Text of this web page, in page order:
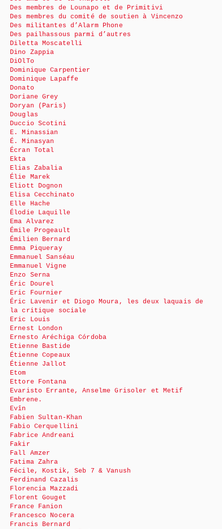
Des membres de Lounapo et de Primitivi
Des membres du comité de soutien à Vincenzo
Des militantes d’Alarm Phone
Des pailhassous parmi d’autres
Diletta Moscatelli
Dino Zappia
DiOlTo
Dominique Carpentier
Dominique Lapaffe
Donato
Doriane Grey
Doryan (Paris)
Douglas
Duccio Scotini
E. Minassian
É. Minasyan
Écran Total
Ekta
Elias Zabalia
Élie Marek
Eliott Dognon
Elisa Cecchinato
Elle Hache
Élodie Laquille
Ema Alvarez
Émile Progeault
Émilien Bernard
Emma Piqueray
Emmanuel Sanséau
Emmanuel Vigne
Enzo Serna
Éric Dourel
Eric Fournier
Éric Lavenir et Diogo Moura, les deux laquais de
la critique sociale
Eric Louis
Ernest London
Ernesto Aréchiga Córdoba
Etienne Bastide
Étienne Copeaux
Étienne Jallot
Etom
Ettore Fontana
Evaristo Errante, Anselme Grisoler et Metif
Embrene.
Evîn
Fabien Sultan-Khan
Fabio Cerquellini
Fabrice Andreani
Fakir
Fall Amzer
Fatima Zahra
Fécile, Kostik, Seb 7 & Vanush
Ferdinand Cazalis
Florencia Mazzadi
Florent Gouget
France Fanion
Francesco Nocera
Francis Bernard